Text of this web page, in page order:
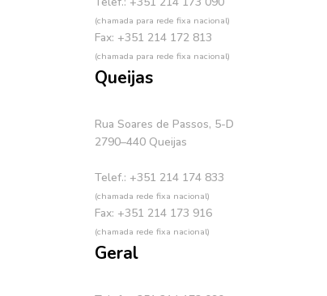
(chamada para rede fixa nacional)
Fax: +351 214 172 813
(chamada para rede fixa nacional)
Queijas
Rua Soares de Passos, 5-D
2790–440 Queijas
Telef.: +351 214 174 833
(chamada rede fixa nacional)
Fax: +351 214 173 916
(chamada rede fixa nacional)
Geral